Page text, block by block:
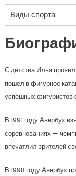
Виды спорта:
С детства Илья
пошел в фигурное
успешных фигуристов
В 1991 году Авербух
соревнованиях —
впечатлил зрителей
В 1998 году Авербух